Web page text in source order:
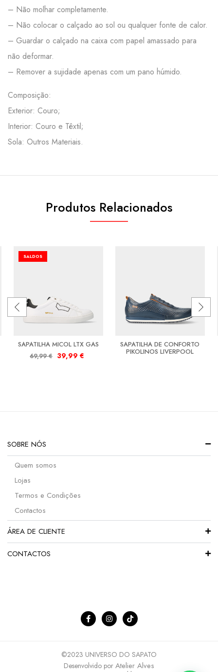
– Não molhar completamente.
– Não colocar o calçado ao sol ou qualquer fonte de calor.
– Guardar o calçado na caixa com papel amassado para
não deformar.
– Remover a sujidade apenas com um pano húmido.
Composição:
Exterior: Couro;
Interior: Couro e Têxtil;
Sola: Outros Materiais.
Produtos Relacionados
SALDOS
SAPATILHA MICOL LTX GAS
69,99€ 39,99 €
SAPATILHA DE CONFORTO
PIKOLINOS LIVERPOOL
SOBRE NÓS
Quem somos
Lojas
Termos e Condições
Contactos
ÁREA DE CLIENTE
CONTACTOS
©2023 UNIVERSO DO SAPATO
Desenvolvido por Atelier Alves